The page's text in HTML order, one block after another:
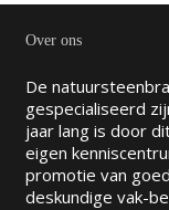
Over ons
De
gespecialiseerd
jaar lang is door
eigen
promotie van
deskundige vak-